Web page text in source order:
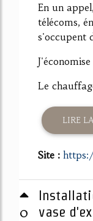
En un
télécoms,
s'occupent
Le
LIRE
Site :
0
vase